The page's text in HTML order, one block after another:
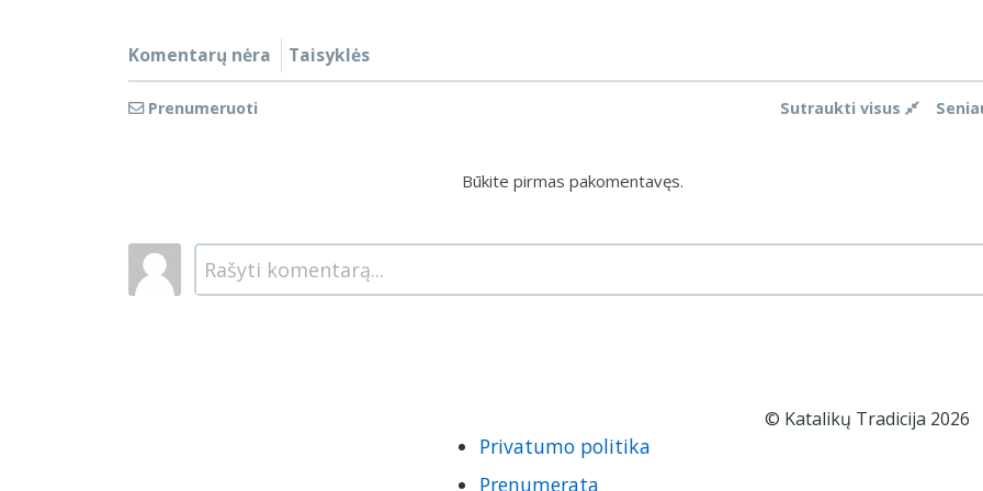
Komentarų nėra Taisyklės
Prenumeruoti Sutraukti visus
Būkite pirmas pakomentavęs.
Rašyti komentarą...
Privatumo politika
Prenumerata
© Katalikų Tradicija 2026